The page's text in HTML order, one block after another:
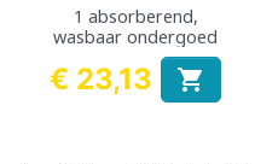
1 absorberend,
wasbaar ondergoed
Prijs
€ 23,13 